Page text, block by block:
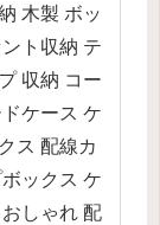
木製 ボッ
ト収納 テ
収納 コー
ケース ケ
ス 配線カ
ックス ケ
しゃれ 配